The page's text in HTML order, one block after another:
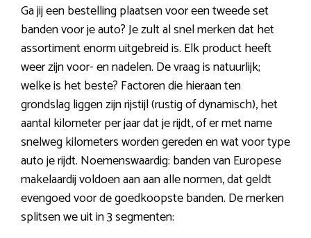
Ga jij een bestelling plaatsen voor een tweede set
banden voor je auto? Je zult al snel merken dat het
assortiment enorm uitgebreid is. Elk product heeft
weer zijn voor- en nadelen. De vraag is natuurlijk;
welke is het beste? Factoren die hieraan ten
grondslag liggen zijn rijstijl (rustig of dynamisch), het
aantal kilometer per jaar dat je rijdt, of er met name
snelweg kilometers worden gereden en wat voor type
auto je rijdt. Noemenswaardig: banden van Europese
makelaardij voldoen aan aan alle normen, dat geldt
evengoed voor de goedkoopste banden. De merken
splitsen we uit in 3 segmenten: